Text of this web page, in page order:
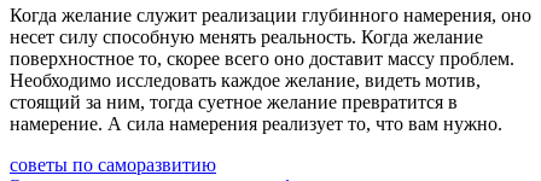
Когда желание служит реализации глубинного намерения, оно
несет силу способную менять реальность. Когда желание
поверхностное то, скорее всего оно доставит массу проблем.
Необходимо исследовать каждое желание, видеть мотив,
стоящий за ним, тогда суетное желание превратится в
намерение. А сила намерения реализует то, что вам нужно.
советы по саморазвитию